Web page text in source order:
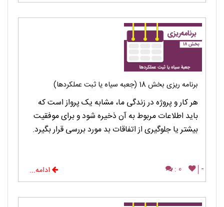
برنامه ریزی بخش 18 (جعبه سیاه یا ثبت عملکردها)
هر کار و پروژه در زندگی ما، مشابه یک پرواز است که
باید اطلاعات مربوط به آن ذخیره شود و برای موفقیت
بیشتر یا جلوگیری از اتفاقات بد مورد بررسی قرار بگیرد.
-
0 : ادامه...